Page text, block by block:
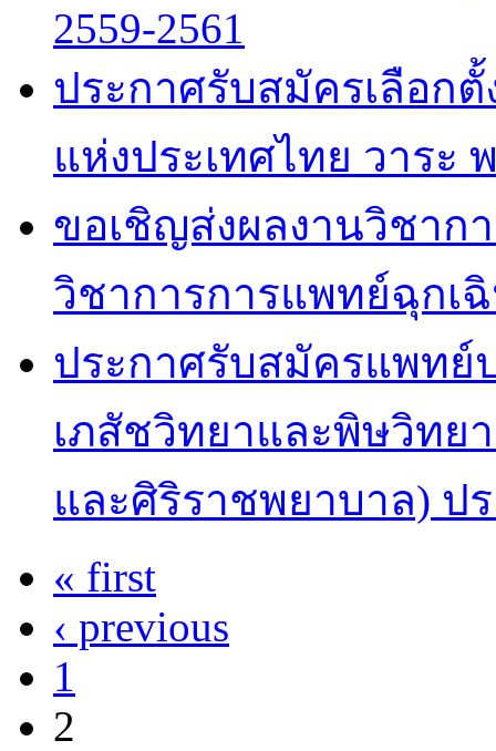
2559-2561
ประกาศรับสมัครเลือก
แห่งประเทศไทย วาร
ขอเชิญส่งผลงานวิชาก
วิชาการการแพทย์ฉุกเ
ประกาศรับสมัครแพทย์
เภสัชวิทยาและพิษวิท
และศิริราชพยาบาล) ป
Pages« first
‹ previous
1
2